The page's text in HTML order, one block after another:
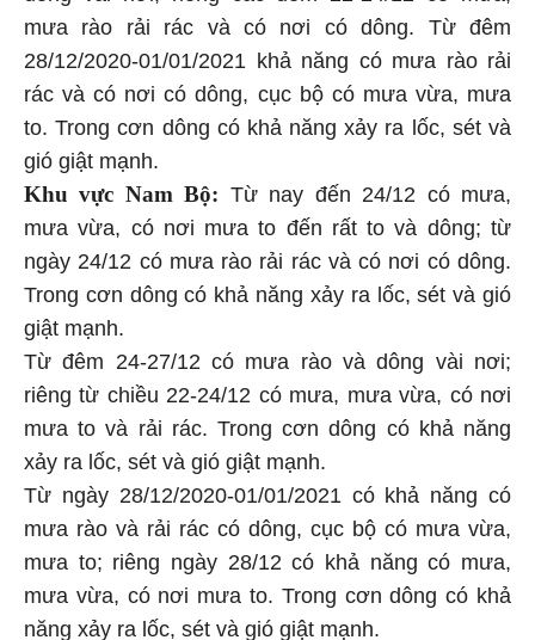
mưa rào rải rác và có nơi có dông. Từ đêm
28/12/2020-01/01/2021 khả năng có mưa rào rải
rác và có nơi có dông, cục bộ có mưa vừa, mưa
to. Trong cơn dông có khả năng xảy ra lốc, sét và
gió giật mạnh.
Khu vực Nam Bộ: Từ nay đến 24/12 có mưa,
mưa vừa, có nơi mưa to đến rất to và dông; từ
ngày 24/12 có mưa rào rải rác và có nơi có dông.
Trong cơn dông có khả năng xảy ra lốc, sét và gió
giật mạnh.
Từ đêm 24-27/12 có mưa rào và dông vài nơi;
riêng từ chiều 22-24/12 có mưa, mưa vừa, có nơi
mưa to và rải rác. Trong cơn dông có khả năng
xảy ra lốc, sét và gió giật mạnh.
Từ ngày 28/12/2020-01/01/2021 có khả năng có
mưa rào và rải rác có dông, cục bộ có mưa vừa,
mưa to; riêng ngày 28/12 có khả năng có mưa,
mưa vừa, có nơi mưa to. Trong cơn dông có khả
năng xảy ra lốc, sét và gió giật mạnh.